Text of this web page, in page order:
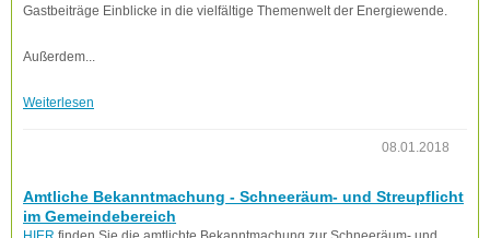
Gastbeiträge Einblicke in die vielfältige Themenwelt der Energiewende.
Außerdem...
Weiterlesen
08.01.2018
Amtliche Bekanntmachung - Schneeräum- und Streupflicht
im Gemeindebereich